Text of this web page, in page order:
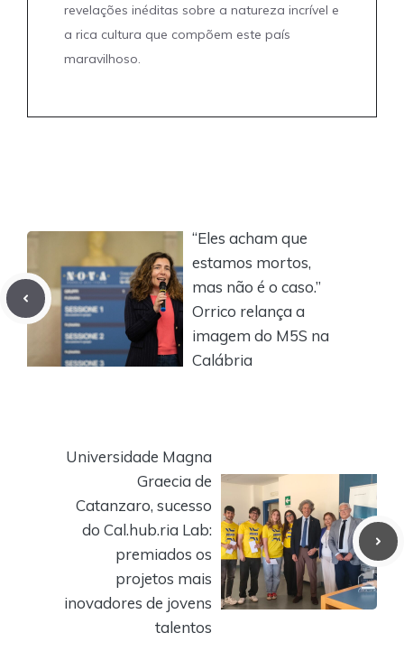
revelações inéditas sobre a natureza incrível e
a rica cultura que compõem este país
maravilhoso.
“Eles acham que
estamos mortos,
mas não é o caso.”
Orrico relança a
imagem do M5S na
Calábria
Universidade Magna
Graecia de
Catanzaro, sucesso
do Cal.hub.ria Lab:
premiados os
projetos mais
inovadores de jovens
talentos